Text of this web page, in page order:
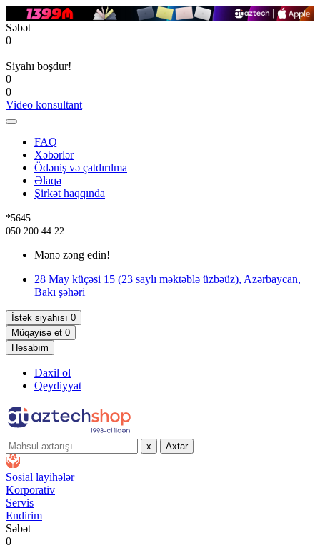
Səbət
0
Siyahı boşdur!
0
0
Video konsultant
FAQ
Xəbərlər
Ödəniş və çatdırılma
Əlaqə
Şirkət haqqında
*5645
050 200 44 22
Mənə zəng edin!
28 May küçəsi 15 (23 saylı məktəblə üzbəüz), Azərbaycan,
Bakı şəhəri
İstək siyahısı 0
Müqayisə et 0
Hesabım
Daxil ol
Qeydiyyat
x Axtar
Sosial layihələr
Korporativ
Servis
Endirim
Səbət
0